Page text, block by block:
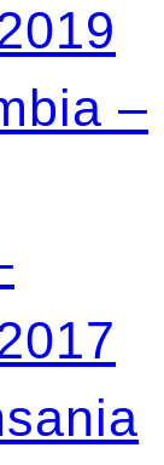
–